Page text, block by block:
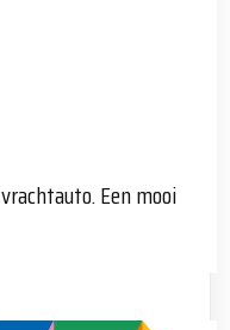
Een mooi